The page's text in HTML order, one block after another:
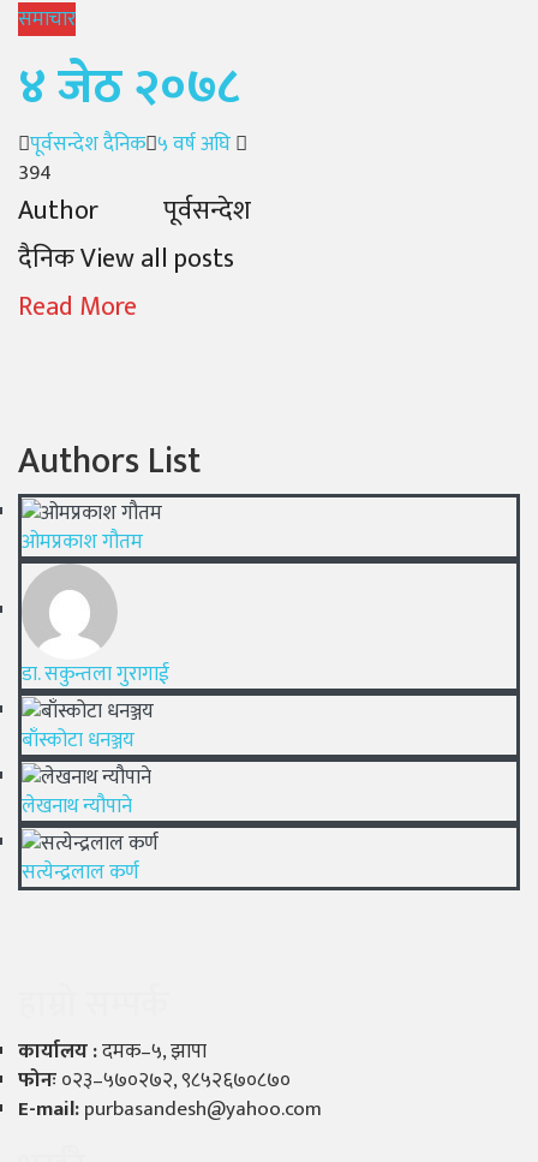
समाचार
४ जेठ २०७८
Author
पूर्वसन्देश दैनिक Posted
५ वर्ष अघि
394
Author पूर्वसन्देश
दैनिक View all posts
Read More
Authors List
ओमप्रकाश गौतम
डा. सकुन्तला गुरागाई
बाँस्कोटा धनञ्जय
लेखनाथ न्यौपाने
सत्येन्द्रलाल कर्ण
कार्यालय :दमक–५, झापा
फोनः०२३–५७०२७२, ९८५२६७०८७०
E-mail:purbasandesh@yahoo.com